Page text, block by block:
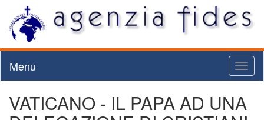
Menu
VATICANO - IL PAPA AD UNA